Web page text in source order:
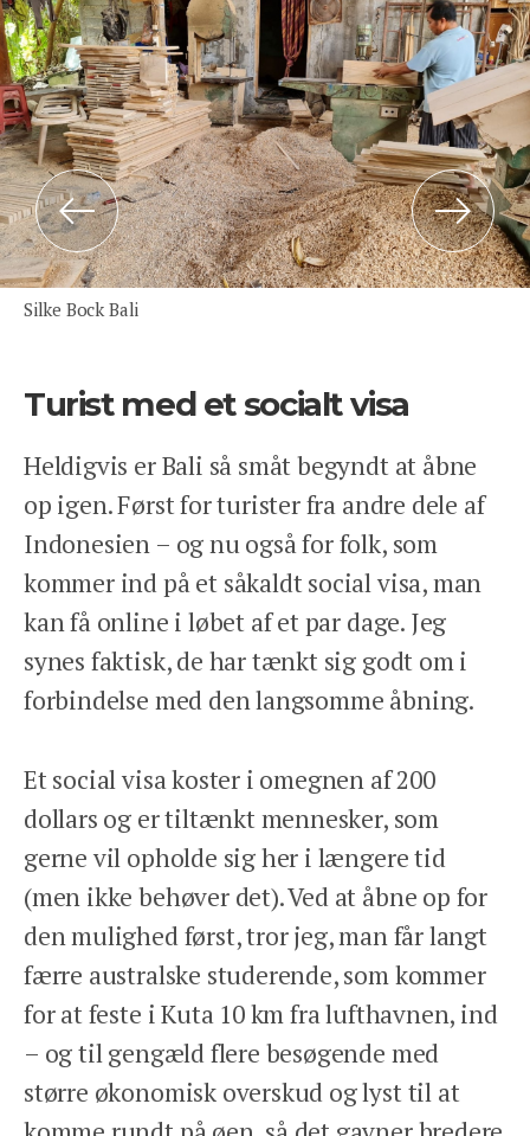
Previous
Silke Bock Bali
Next
Turist med et socialt visa
Heldigvis er Bali så småt begyndt at åbne
op igen. Først for turister fra andre dele af
Indonesien – og nu også for folk, som
kommer ind på et såkaldt social visa, man
kan få online i løbet af et par dage. Jeg
synes faktisk, de har tænkt sig godt om i
forbindelse med den langsomme åbning.
Et social visa koster i omegnen af 200
dollars og er tiltænkt mennesker, som
gerne vil opholde sig her i længere tid
(men ikke behøver det). Ved at åbne op for
den mulighed først, tror jeg, man får langt
færre australske studerende, som kommer
for at feste i Kuta 10 km fra lufthavnen, ind
– og til gengæld flere besøgende med
større økonomisk overskud og lyst til at